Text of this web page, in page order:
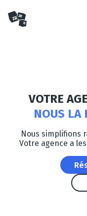
VOTRE
NOUS LA
Nous simplifions
Votre agence a